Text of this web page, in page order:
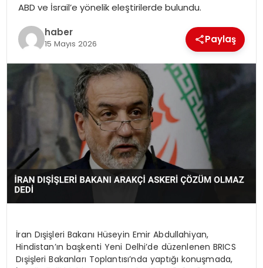
SPOR
EKONOMI
MAGAZIN
DÜNYA
OTOMOBIL
ABD ve İsrail’e yönelik eleştirilerde bulundu.
haber
15 Mayıs 2026 Paylaş
İran Dışişleri Bakanı Hüseyin Emir Abdullahiyan,
Hindistan’ın başkenti Yeni Delhi’de düzenlenen BRICS
Dışişleri Bakanları Toplantısı’nda yaptığı konuşmada,